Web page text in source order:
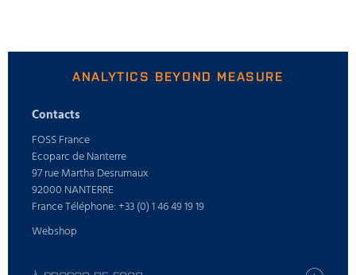
ANALYTICS BEYOND MEASURE
Contacts
FOSS France
Ecoparc de Nanterre
97 rue Martha Desrumaux
92000 NANTERRE
France Téléphone: +33 (0) 1 46 49 19 19
Webshop